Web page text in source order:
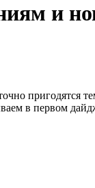
и
пригодятся
в первом